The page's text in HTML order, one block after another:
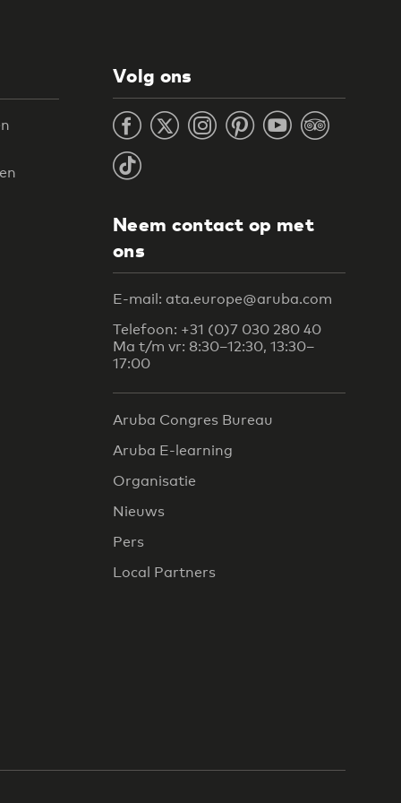
Volg ons
Neem contact op met
ons
E-mail: ata.europe@aruba.com
Telefoon: +31 (0)7 030 280 40
Ma t/m vr: 8:30–12:30, 13:30–
17:00
Aruba Congres Bureau
Aruba E-learning
Organisatie
Nieuws
Pers
Local Partners